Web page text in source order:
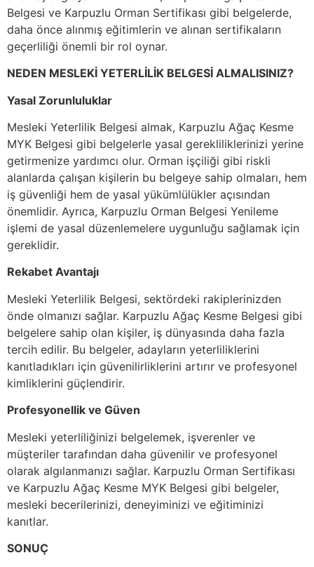
Belgesi ve Karpuzlu Orman Sertifikası gibi belgelerde,
daha önce alınmış eğitimlerin ve alınan sertifikaların
geçerliliği önemli bir rol oynar.
NEDEN MESLEKİ YETERLİLİK BELGESİ ALMALISINIZ?
Yasal Zorunluluklar
Mesleki Yeterlilik Belgesi almak, Karpuzlu Ağaç Kesme
MYK Belgesi gibi belgelerle yasal gerekliliklerinizi yerine
getirmenize yardımcı olur. Orman işçiliği gibi riskli
alanlarda çalışan kişilerin bu belgeye sahip olmaları, hem
iş güvenliği hem de yasal yükümlülükler açısından
önemlidir. Ayrıca, Karpuzlu Orman Belgesi Yenileme
işlemi de yasal düzenlemelere uygunluğu sağlamak için
gereklidir.
Rekabet Avantajı
Mesleki Yeterlilik Belgesi, sektördeki rakiplerinizden
önde olmanızı sağlar. Karpuzlu Ağaç Kesme Belgesi gibi
belgelere sahip olan kişiler, iş dünyasında daha fazla
tercih edilir. Bu belgeler, adayların yeterliliklerini
kanıtladıkları için güvenilirliklerini artırır ve profesyonel
kimliklerini güçlendirir.
Profesyonellik ve Güven
Mesleki yeterliliğinizi belgelemek, işverenler ve
müşteriler tarafından daha güvenilir ve profesyonel
olarak algılanmanızı sağlar. Karpuzlu Orman Sertifikası
ve Karpuzlu Ağaç Kesme MYK Belgesi gibi belgeler,
mesleki becerilerinizi, deneyiminizi ve eğitiminizi
kanıtlar.
SONUÇ